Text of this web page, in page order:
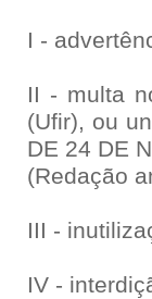
I -
II - multa
(Ufir), ou
DE 24 DE
(Redação
III -
IV -